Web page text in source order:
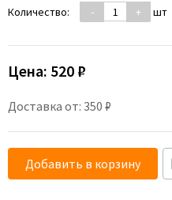
Количество: - + шт
Цена: 520 ₽
Доставка от: 350 ₽
Добавить в корзину